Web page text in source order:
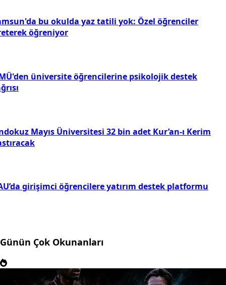
bu okulda yaz tatili yok: Özel öğrenciler
öğreniyor
üniversite öğrencilerine psikolojik destek
Mayıs Üniversitesi 32 bin adet Kur’an-ı Kerim
girişimci öğrencilere yatırım destek platformu
Günün Çok Okunanları